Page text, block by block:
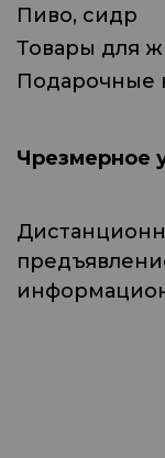
Пиво, сидр
Товары для
Подарочные
Чрезмерное